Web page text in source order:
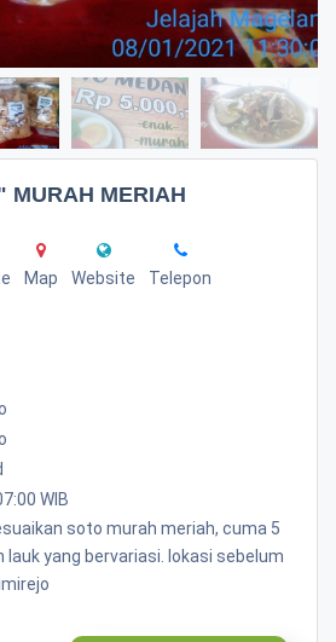
MURAH MERIAH
Map Website Telepon
WIB
soto murah meriah, cuma 5
lauk yang bervariasi. lokasi sebelum